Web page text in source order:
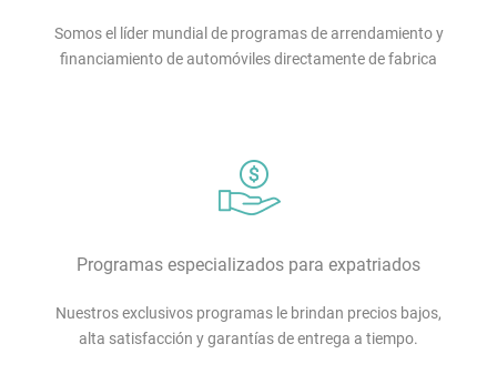
Somos el líder mundial de programas de arrendamiento y
financiamiento de automóviles directamente de fabrica
Programas especializados para expatriados
Nuestros exclusivos programas le brindan precios bajos,
alta satisfacción y garantías de entrega a tiempo.